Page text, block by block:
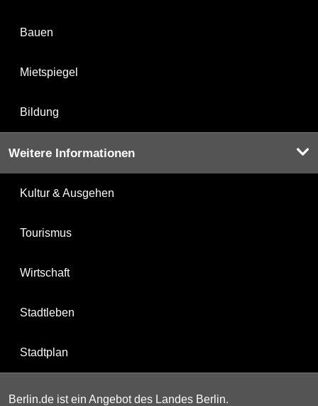
Bauen
Mietspiegel
Bildung
Weitere Informationen
Kultur & Ausgehen
Tourismus
Wirtschaft
Stadtleben
Stadtplan
Berlin.de ist ein Angebot des Landes Berlin.